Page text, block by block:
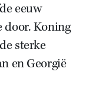
eeuw
door. Koning
sterke
en Georgië